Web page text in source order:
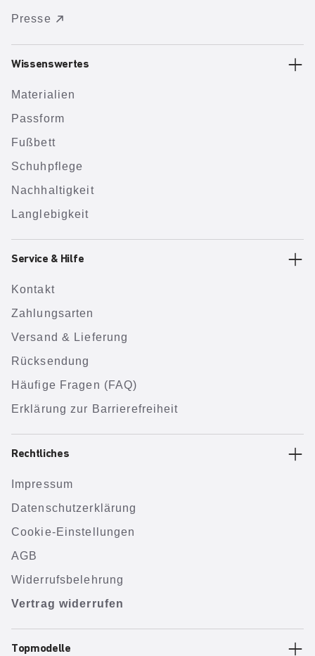
Presse
Wissenswertes
Materialien
Passform
Fußbett
Schuhpflege
Nachhaltigkeit
Langlebigkeit
Service & Hilfe
Kontakt
Zahlungsarten
Versand & Lieferung
Rücksendung
Häufige Fragen (FAQ)
Erklärung zur Barrierefreiheit
Rechtliches
Impressum
Datenschutzerklärung
Cookie-Einstellungen
AGB
Widerrufsbelehrung
Vertrag widerrufen
Topmodelle